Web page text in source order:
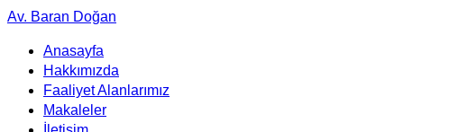
Av. Baran Doğan
Anasayfa
Hakkımızda
Faaliyet Alanlarımız
Makaleler